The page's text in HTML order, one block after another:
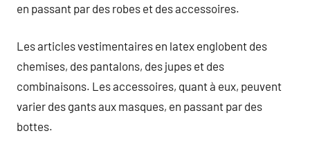
en passant par des robes et des accessoires.
Les articles vestimentaires en latex englobent des
chemises, des pantalons, des jupes et des
combinaisons. Les accessoires, quant à eux, peuvent
varier des gants aux masques, en passant par des
bottes.